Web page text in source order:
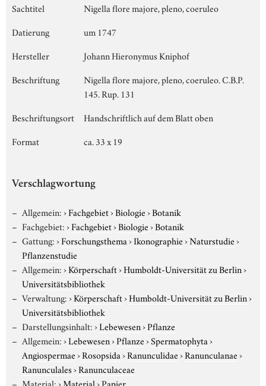
Sachtitel
Nigella flore majore, pleno, coeruleo
Datierung
um 1747
Hersteller
Johann Hieronymus Kniphof
Beschriftung
Nigella flore majore, pleno, coeruleo. C.B.P.
145. Rup. 131
Beschriftungsort
Handschriftlich auf dem Blatt oben
Format
ca. 33 x 19
Verschlagwortung
Allgemein:›Fachgebiet›Biologie›Botanik
Fachgebiet:›Fachgebiet›Biologie›Botanik
Gattung:›Forschungsthema›Ikonographie›Naturstudie›
Pflanzenstudie
Allgemein:›Körperschaft›Humboldt-Universität zu Berlin›
Universitätsbibliothek
Verwaltung:›Körperschaft›Humboldt-Universität zu Berlin›
Universitätsbibliothek
Darstellungsinhalt:›Lebewesen›Pflanze
Allgemein:›Lebewesen›Pflanze›Spermatophyta›
Angiospermae›Rosopsida›Ranunculidae›Ranunculanae›
Ranunculales›Ranunculaceae
Material:›Material›Papier